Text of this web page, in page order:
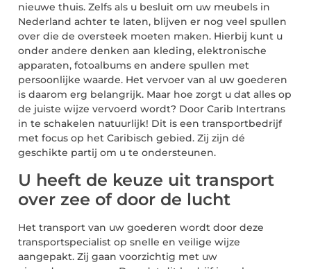
nieuwe thuis. Zelfs als u besluit om uw meubels in
Nederland achter te laten, blijven er nog veel spullen
over die de oversteek moeten maken. Hierbij kunt u
onder andere denken aan kleding, elektronische
apparaten, fotoalbums en andere spullen met
persoonlijke waarde. Het vervoer van al uw goederen
is daarom erg belangrijk. Maar hoe zorgt u dat alles op
de juiste wijze vervoerd wordt? Door Carib Intertrans
in te schakelen natuurlijk! Dit is een transportbedrijf
met focus op het Caribisch gebied. Zij zijn dé
geschikte partij om u te ondersteunen.
U heeft de keuze uit transport
over zee of door de lucht
Het transport van uw goederen wordt door deze
transportspecialist op snelle en veilige wijze
aangepakt. Zij gaan voorzichtig met uw